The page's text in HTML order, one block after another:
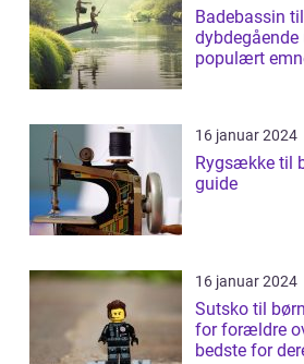
Badebassin
populært
16 januar 2024
Rygsække til
guide
16 januar 2024
Sutsko til
for forældre
bedste for